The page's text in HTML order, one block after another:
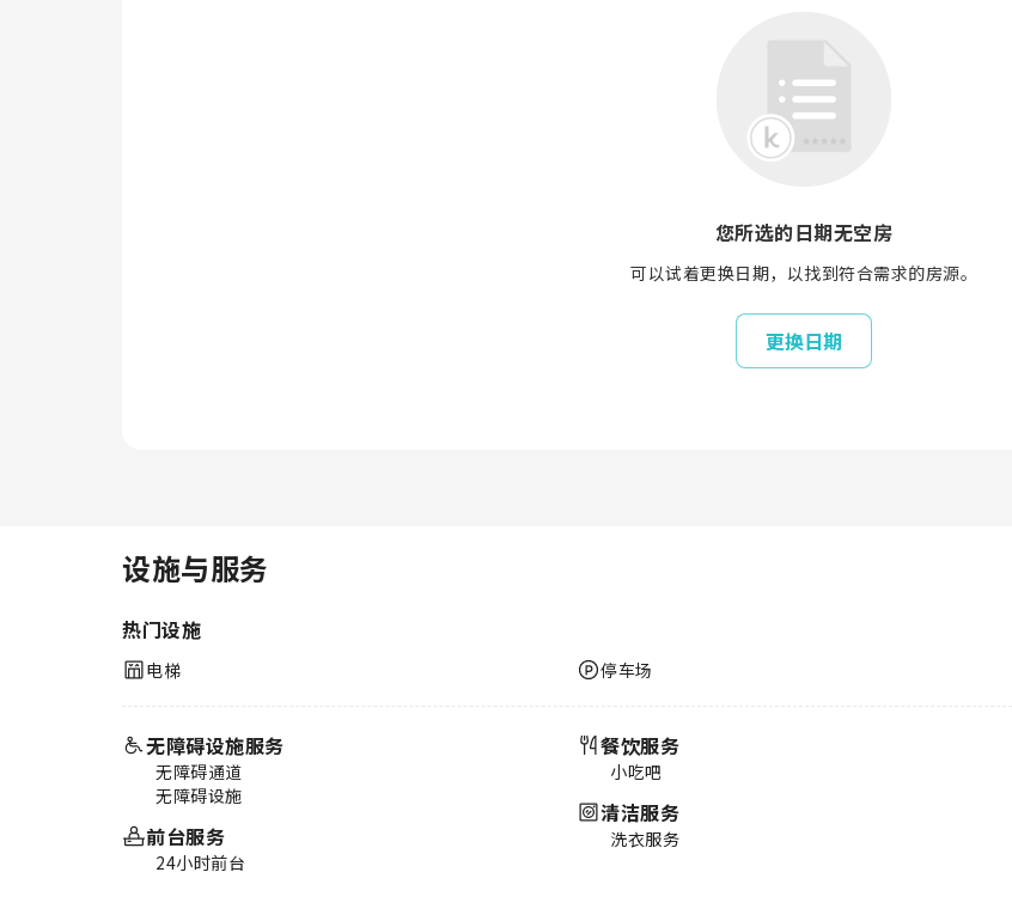
您所选的日期无空房
可以试着更换日期，以找到符合需求的房源。
更换日期
设施与服务
热门设施
电梯 停车场
无障碍设施服务
无障碍通道
无障碍设施
前台服务
24小时前台
餐饮服务
小吃吧
清洁服务
洗衣服务